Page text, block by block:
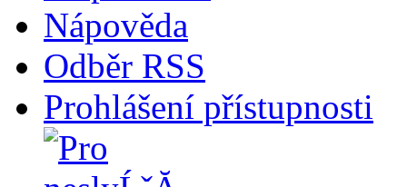
Nápověda
Odběr RSS
Prohlášení přístupnosti